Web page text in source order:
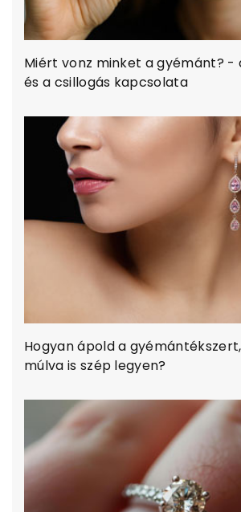
Miért vonz minket a gyémánt? -
és a csillogás kapcsolata
Hogyan ápold a
múlva is szép legyen?